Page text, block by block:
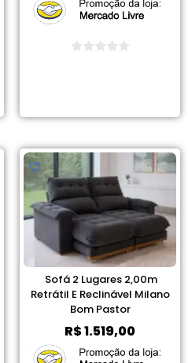
Sofá 2 Lugares 2,00m
Retrátil E Reclinável Milano
Bom Pastor
R$1.519,00